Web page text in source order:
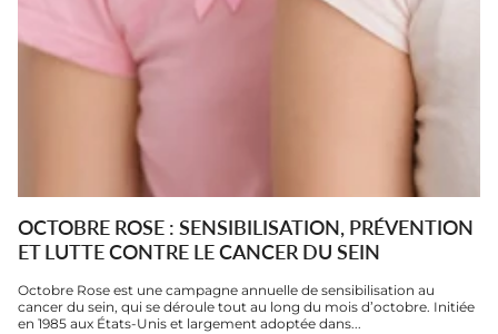
OCTOBRE ROSE : SENSIBILISATION, PRÉVENTION
ET LUTTE CONTRE LE CANCER DU SEIN
Octobre Rose est une campagne annuelle de sensibilisation au
cancer du sein, qui se déroule tout au long du mois d’octobre. Initiée
en 1985 aux États-Unis et largement adoptée dans...